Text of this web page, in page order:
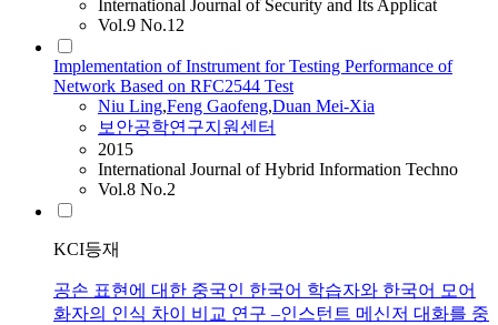
International Journal of Security and Its Applicat
Vol.9 No.12
Implementation of Instrument for Testing Performance of
Network Based on RFC2544 Test
Niu Ling,Feng Gaofeng,Duan Mei-Xia
보안공학연구지원센터
2015
International Journal of Hybrid Information Techno
Vol.8 No.2
KCI등재
공손 표현에 대한 중국인 한국어 학습자와 한국어 모어
화자의 인식 차이 비교 연구 –인스턴트 메신저 대화를 중